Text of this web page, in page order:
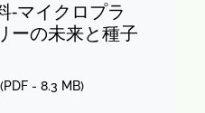
‐マイクロプラ
ーの未来と種子
PDF - 8.3 MB)